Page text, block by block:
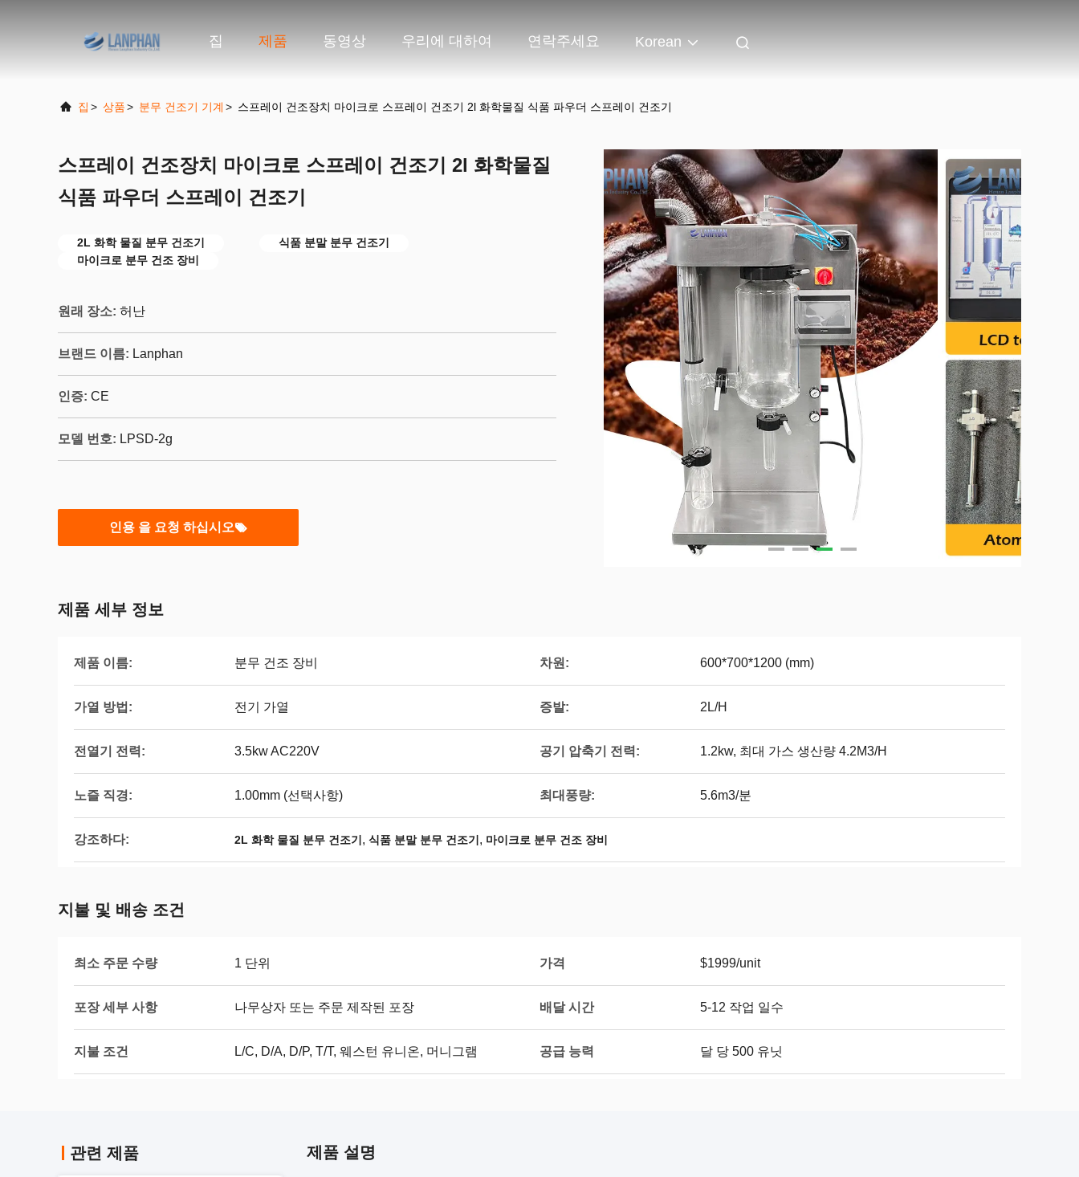
집 제품 동영상 우리에 대하여 연락주세요 Korean
집 > 상품> 분무 건조기 기계 > 스프레이 건조장치 마이크로 스프레이 건조기 2l 화학물질 식품 파우더 스프레이 건조기
스프레이 건조장치 마이크로 스프레이 건조기 2l 화학물질
식품 파우더 스프레이 건조기
2L 화학 물질 분무 건조기
식품 분말 분무 건조기
마이크로 분무 건조 장비
원래 장소: 허난
브랜드 이름: Lanphan
인증: CE
모델 번호: LPSD-2g
인용 을 요청 하십시오
제품 세부 정보
제품 이름: 분무 건조 장비 차원: 600*700*1200 (mm)
가열 방법: 전기 가열 증발: 2L/H
전열기 전력: 3.5kw AC220V 공기 압축기 전력: 1.2kw, 최대 가스 생산량 4.2M3/H
노즐 직경: 1.00mm (선택사항) 최대풍량: 5.6m3/분
강조하다: 2L 화학 물질 분무 건조기 , 식품 분말 분무 건조기 , 마이크로 분무 건조 장비
지불 및 배송 조건
최소 주문 수량 1 단위 가격 $1999/unit
포장 세부 사항 나무상자 또는 주문 제작된 포장 배달 시간 5-12 작업 일수
지불 조건 L/C, D/A, D/P, T/T, 웨스턴 유니온, 머니그램 공급 능력 달 당 500 유닛
관련 제품 제품 설명